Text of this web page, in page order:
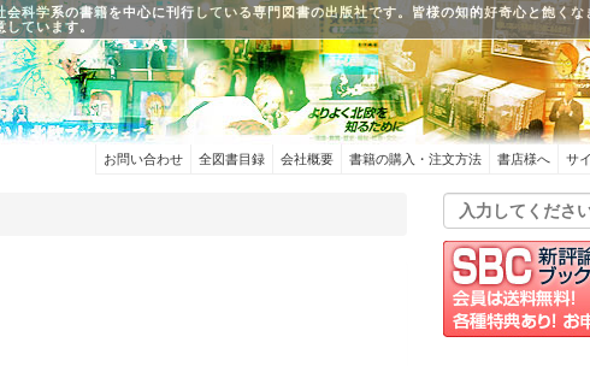
会科学系の書籍を中心に刊行している専門図書の出版社です。皆様の知的好奇心と飽く
しています。
お問い合わせ 全図書目録 会社概要 書籍の購入・注文方法 書店様へ サ